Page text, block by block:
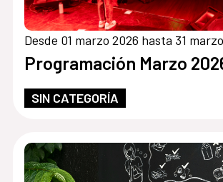
Desde 01 marzo 2026 hasta 31
Programación Marzo
SIN CATEGORÍA